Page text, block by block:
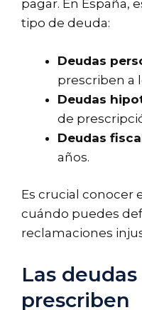
pagar. En España,
tipo de deuda:
Deudas
prescriben a
Deudas
de
Deudas
años.
Es crucial conocer
cuándo puedes
reclamaciones
Las
prescriben